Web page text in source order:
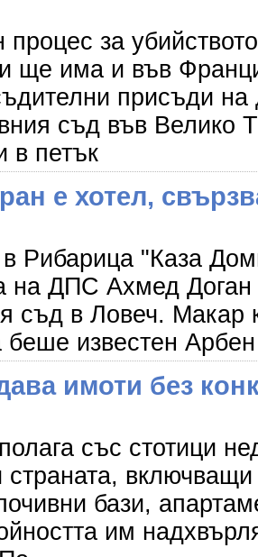
за
ще има и във
присъди
съд във Велико
в петък
е хотел,
Рибарица "Каза
на ДПС Ахмед Доган
съд в Ловеч. Макар
беше известен
имоти без
със стотици
бази,
им